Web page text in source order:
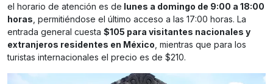
el horario de atención es de lunes a domingo de 9:00 a 18:00
horas , permitiéndose el último acceso a las 17:00 horas. La
entrada general cuesta $105 para visitantes nacionales y
extranjeros residentes en México , mientras que para los
turistas internacionales el precio es de $210.